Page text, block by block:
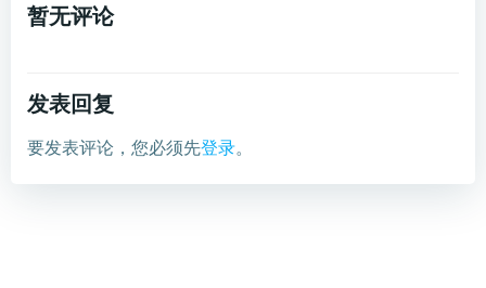
暂无评论
发表回复
要发表评论，您必须先登录。